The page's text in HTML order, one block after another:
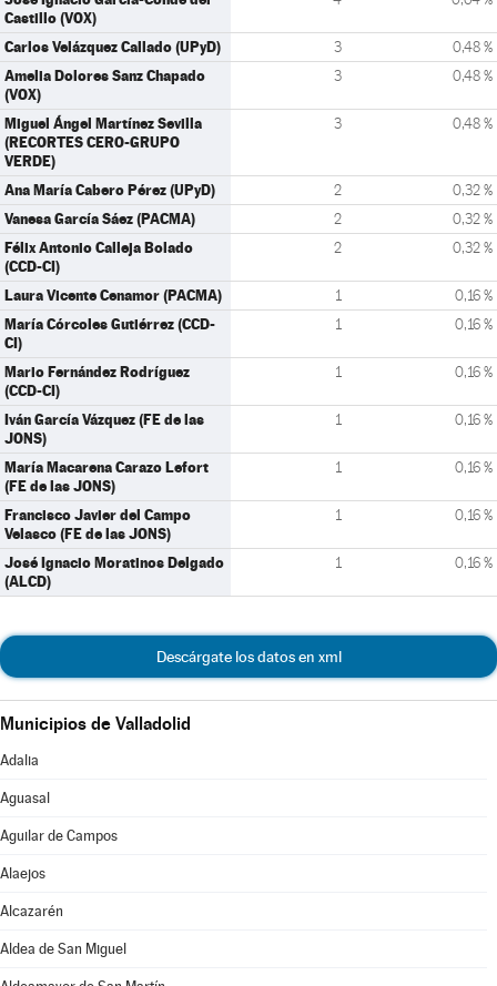
Castillo (VOX)
Carlos Velázquez Callado (UPyD) 3 0,48 %
Amelia Dolores Sanz Chapado
(VOX)
3 0,48 %
Miguel Ángel Martínez Sevilla
(RECORTES CERO-GRUPO
VERDE)
3 0,48 %
Ana María Cabero Pérez (UPyD) 2 0,32 %
Vanesa García Sáez (PACMA) 2 0,32 %
Félix Antonio Calleja Bolado
(CCD-CI)
2 0,32 %
Laura Vicente Cenamor (PACMA) 1 0,16 %
María Córcoles Gutiérrez (CCD-
CI)
1 0,16 %
Mario Fernández Rodríguez
(CCD-CI)
1 0,16 %
Iván García Vázquez (FE de las
JONS)
1 0,16 %
María Macarena Carazo Lefort
(FE de las JONS)
1 0,16 %
Francisco Javier del Campo
Velasco (FE de las JONS)
1 0,16 %
José Ignacio Moratinos Delgado
(ALCD)
1 0,16 %
Descárgate los datos en xml
Municipios de Valladolid
Adalia
Aguasal
Aguilar de Campos
Alaejos
Alcazarén
Aldea de San Miguel